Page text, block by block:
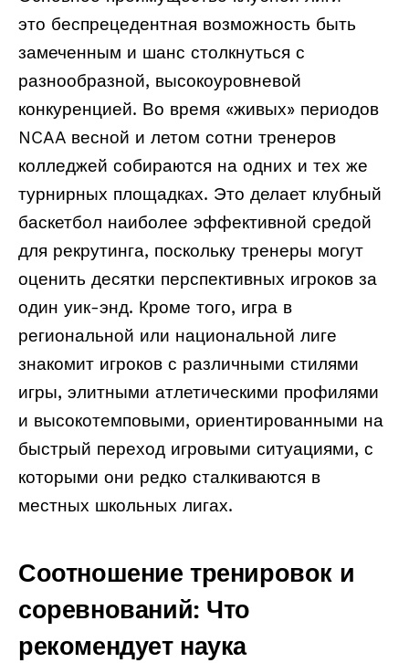
это беспрецедентная возможность быть
замеченным и шанс столкнуться с
разнообразной, высокоуровневой
конкуренцией. Во время «живых» периодов
NCAA весной и летом сотни тренеров
колледжей собираются на одних и тех же
турнирных площадках. Это делает клубный
баскетбол наиболее эффективной средой
для рекрутинга, поскольку тренеры могут
оценить десятки перспективных игроков за
один уик-энд. Кроме того, игра в
региональной или национальной лиге
знакомит игроков с различными стилями
игры, элитными атлетическими профилями
и высокотемповыми, ориентированными на
быстрый переход игровыми ситуациями, с
которыми они редко сталкиваются в
местных школьных лигах.
Соотношение тренировок и
соревнований: Что
рекомендует наука